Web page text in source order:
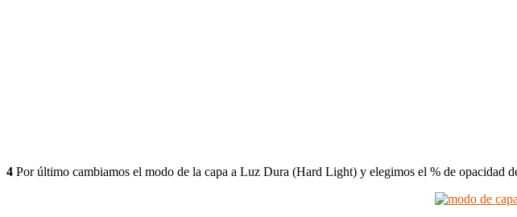
4 Por último cambiamos el modo de la capa a Luz Dura (Hard Light) y elegimos el % de opacidad